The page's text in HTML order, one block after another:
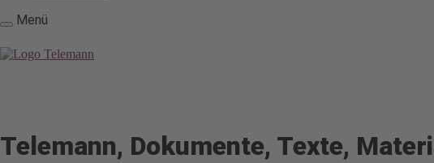
Menü
Telemann, Dokumente, Texte,